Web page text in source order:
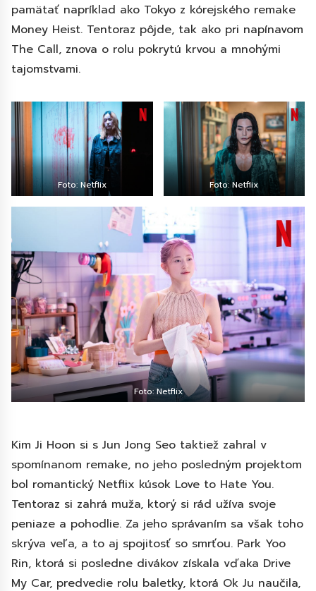
pamätať napríklad ako Tokyo z kórejského remake
Money Heist. Tentoraz pôjde, tak ako pri napínavom
The Call, znova o rolu pokrytú krvou a mnohými
tajomstvami.
Foto: Netflix Foto: Netflix
Foto: Netflix
Kim Ji Hoon si s Jun Jong Seo taktiež zahral v
spomínanom remake, no jeho posledným projektom
bol romantický Netflix kúsok Love to Hate You.
Tentoraz si zahrá muža, ktorý si rád užíva svoje
peniaze a pohodlie. Za jeho správaním sa však toho
skrýva veľa, a to aj spojitosť so smrťou. Park Yoo
Rin, ktorá si posledne divákov získala vďaka Drive
My Car, predvedie rolu baletky, ktorá Ok Ju naučila,